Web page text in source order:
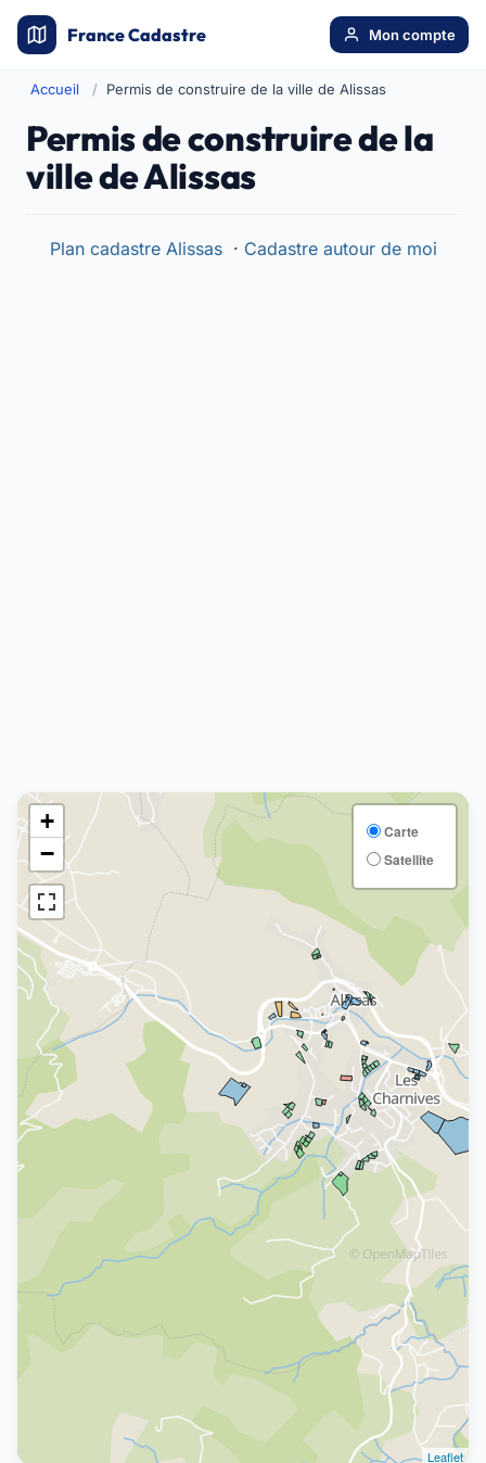
France Cadastre Mon compte
Accueil Permis de construire de la ville de Alissas
Permis de construire de la
ville de Alissas
Plan cadastre Alissas· Cadastre autour de moi
+
−
Carte
Satellite
Leaflet